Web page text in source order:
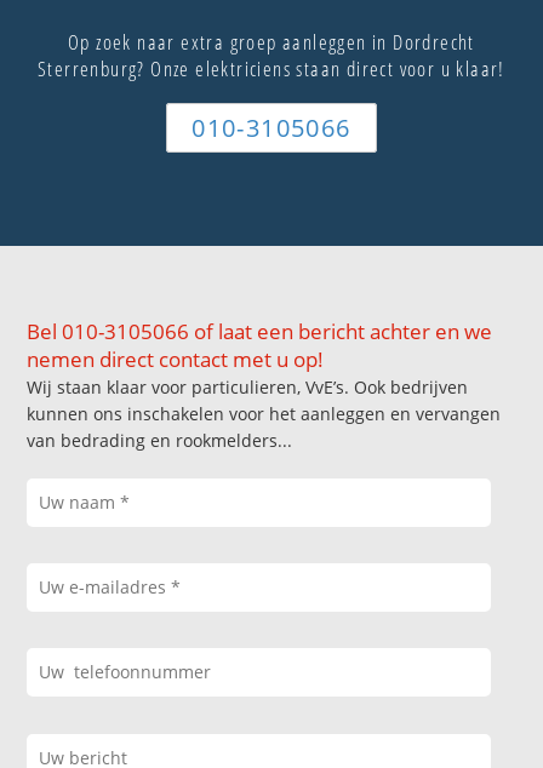
Op zoek naar extra groep aanleggen in Dordrecht
Sterrenburg? Onze elektriciens staan direct voor u klaar!
010-3105066
Bel 010-3105066 of laat een bericht achter en we
nemen direct contact met u op!
Wij staan klaar voor particulieren, VvE’s. Ook bedrijven
kunnen ons inschakelen voor het aanleggen en vervangen
van bedrading en rookmelders...